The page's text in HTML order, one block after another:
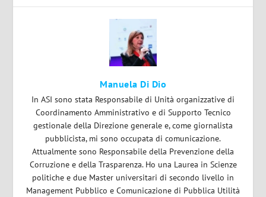
Manuela Di Dio
In ASI sono stata Responsabile di Unità organizzative di
Coordinamento Amministrativo e di Supporto Tecnico
gestionale della Direzione generale e, come giornalista
pubblicista, mi sono occupata di comunicazione.
Attualmente sono Responsabile della Prevenzione della
Corruzione e della Trasparenza. Ho una Laurea in Scienze
politiche e due Master universitari di secondo livello in
Management Pubblico e Comunicazione di Pubblica Utilità